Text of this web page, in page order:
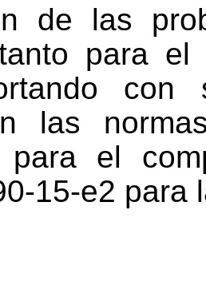
de las
para el
con
las
para el
15-e2 para